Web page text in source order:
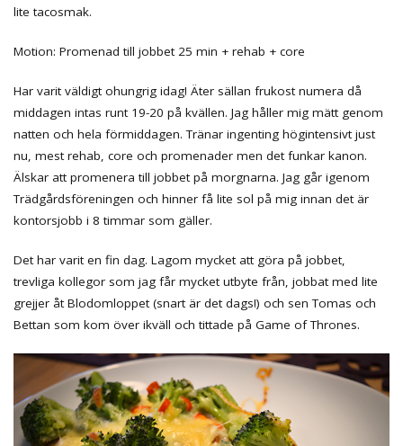
lite tacosmak.
Motion: Promenad till jobbet 25 min + rehab + core
Har varit väldigt ohungrig idag! Äter sällan frukost numera då
middagen intas runt 19-20 på kvällen. Jag håller mig mätt genom
natten och hela förmiddagen. Tränar ingenting högintensivt just
nu, mest rehab, core och promenader men det funkar kanon.
Älskar att promenera till jobbet på morgnarna. Jag går igenom
Trädgårdsföreningen och hinner få lite sol på mig innan det är
kontorsjobb i 8 timmar som gäller.
Det har varit en fin dag. Lagom mycket att göra på jobbet,
trevliga kollegor som jag får mycket utbyte från, jobbat med lite
grejjer åt Blodomloppet (snart är det dags!) och sen Tomas och
Bettan som kom över ikväll och tittade på Game of Thrones.